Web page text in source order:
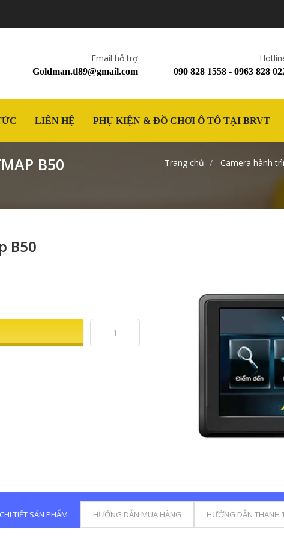
Email hỗ trợ
Goldman.tl89@gmail.com 090 828 1558 - 0963 828
LIÊN HỆ PHỤ KIỆN & ĐỒ CHƠI Ô TÔ TẠI BRVT
B50 Trang chủ Camera hành
B50
CHI TIẾT SẢN PHẨM HƯỚNG DẪN MUA HÀNG HƯỚNG DẪN THANH